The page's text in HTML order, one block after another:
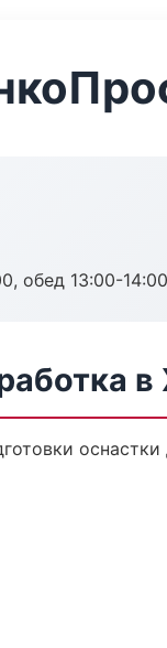
обед 13:00-14:00
в